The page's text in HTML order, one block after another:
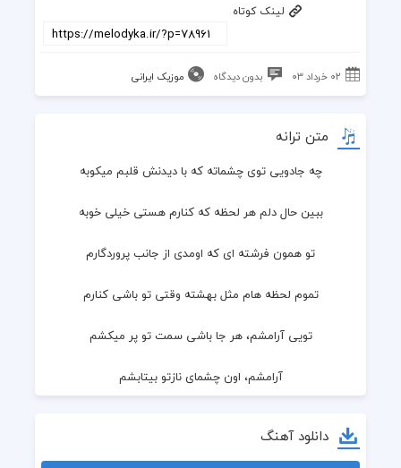
لینک کوتاه
۰۲ خرداد ۰۳ بدون دیدگاه موزیک ایرانی
متن ترانه
چه جادویی توی چشماته که با دیدنش قلبم میکوبه
ببین حال دلم هر لحظه که کنارم هستی خیلی خوبه
تو همون فرشته ای که اومدی از جانب پروردگارم
تموم لحظه هام مثل بهشته وقتی تو باشی کنارم
تویی آرامشم، هر جا باشی سمت تو پر میکشم
آرامشم، اون چشمای نازتو بیتابشم
آرامشم، اون چشمای نازتو بیتابشم
دانلود آهنگ